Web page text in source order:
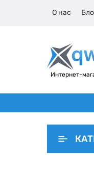
О нас
Интернет-